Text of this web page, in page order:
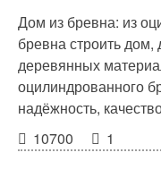
Дом из бревна: из
бревна строить дом,
деревянных
оцилиндрованного
надёжность,
10700
1